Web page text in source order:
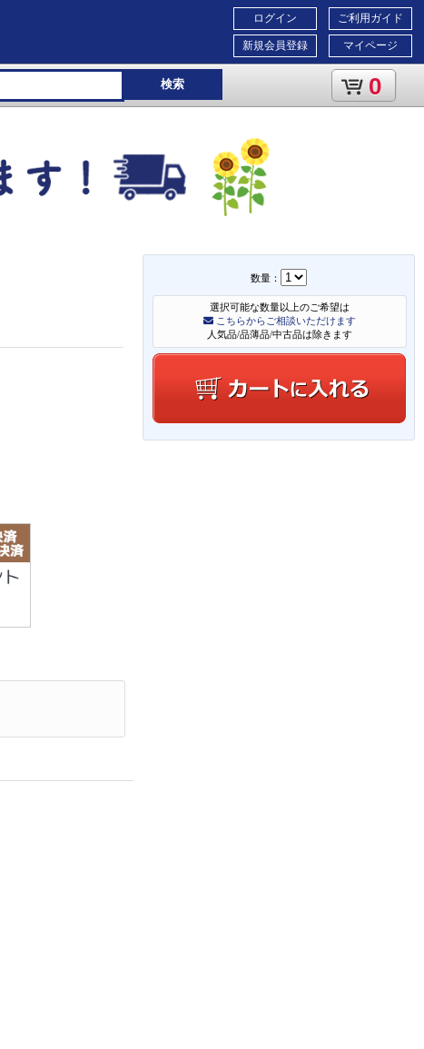
ご利用ガイド
マイページ
ログイン
新規会員登録
検索 0
数量：
選択可能な数量以上のご希望は
こちらからご相談いただけます
人気品/品薄品/中古品は除きます